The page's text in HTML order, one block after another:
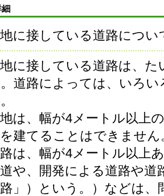
細
に接している道路につ
に接している道路は、
道路によっては、いろ
は、幅が4メートル以上
建てることはできません
は、幅が4メートル以上
や、開発による道路や道
」）という。）などは、